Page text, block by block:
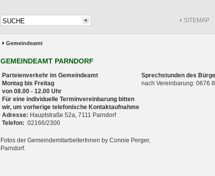
SITEMAP
Gemeindeamt
GEMEINDEAMT PARNDORF
Parteienverkehr im Gemeindeamt
Montag bis Freitag
von 08.00 - 12.00 Uhr
Für eine individuelle Terminvereinbarung bitten
wir, um vorherige telefonische Kontaktaufnahme
Adresse: Hauptstraße 52a, 7111 Parndorf
Telefon: 02166/2300
Sprechstunden des
nach Vereinbarung: 0676
Fotos der GemeindemitarbeiterInnen by Connie Perger,
Parndorf.